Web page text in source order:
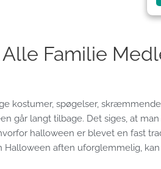
Familie
kostumer, spøgelser,
går langt tilbage. Det siges, at
halloween er blevet en fast
aften uforglemmelig,